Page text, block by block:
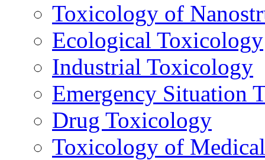
Toxicology of
Ecological Toxicology
Industrial Toxicology
Emergency Situation
Drug Toxicology
Toxicology of